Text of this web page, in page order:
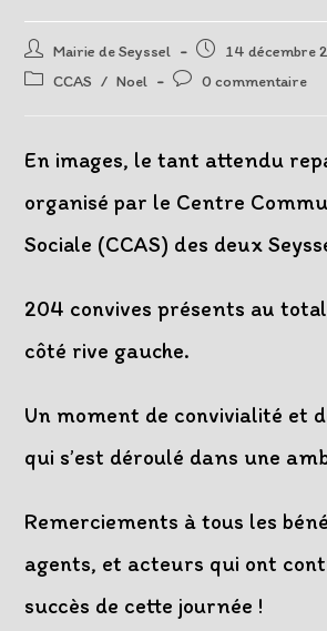
Auteur/autrice
de
Mairie de Seyssel
Post
published:
14 décembre
PostCCAS / Noel
Post0 commentaire
En images, le tant attendu
organisé par le Centre
Sociale (CCAS) des deux
204 convives présents au
côté rive gauche.
Un moment de convivialité et
qui s’est déroulé dans une
Remerciements à tous les
agents, et acteurs qui ont
succès de cette journée !